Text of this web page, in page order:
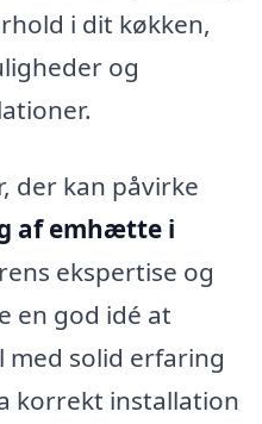
i dit køkken,
og
der kan påvirke
af emhætte i
ekspertise og
en god idé at
solid erfaring
korrekt installation